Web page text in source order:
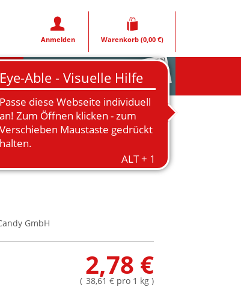
Anmelden Warenkorb (0,00 €)
Rezeptfoto
GmbH
2,78 €
( 38,61 € pro 1 kg)